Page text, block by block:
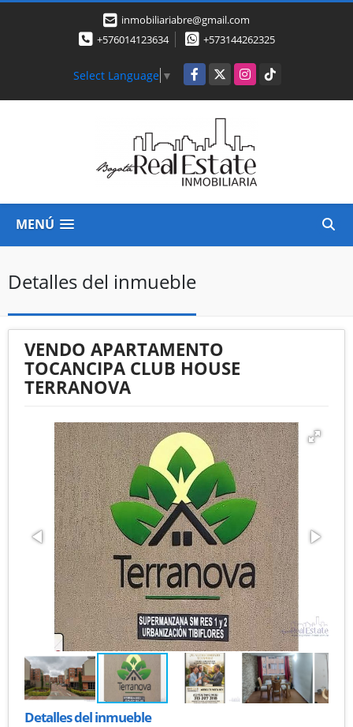
inmobiliariabre@gmail.com
+576014123634
+573144262325
Select Language ▼ Facebook
X Instagram
TikTok
MENÚ
Detalles del inmueble
VENDO APARTAMENTO
TOCANCIPA CLUB HOUSE
TERRANOVA
Detalles del inmueble